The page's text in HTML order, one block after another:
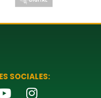
SOCIALES: